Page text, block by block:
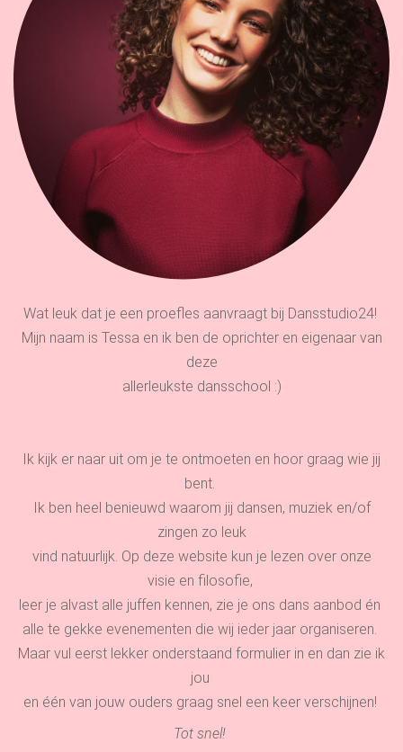
Wat leuk dat je een proefles aanvraagt bij Dansstudio24!
Mijn naam is Tessa en ik ben de oprichter en eigenaar van
deze
allerleukste dansschool :)
Ik kijk er naar uit om je te ontmoeten en hoor graag wie jij
bent.
Ik ben heel benieuwd waarom jij dansen, muziek en/of
zingen zo leuk
vind natuurlijk. Op deze website kun je lezen over onze
visie en filosofie,
leer je alvast alle juffen kennen, zie je ons dans aanbod én
alle te gekke evenementen die wij ieder jaar organiseren.
Maar vul eerst lekker onderstaand formulier in en dan zie ik
jou
en één van jouw ouders graag snel een keer verschijnen!
Tot snel!